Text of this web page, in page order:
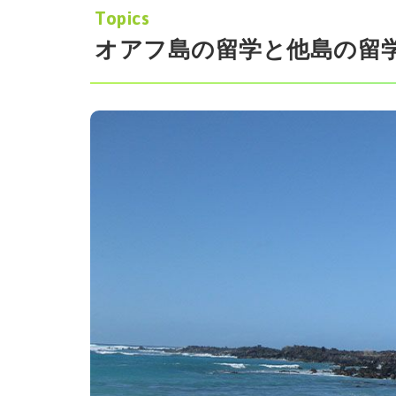
Topics
オアフ島の留学と他島の留